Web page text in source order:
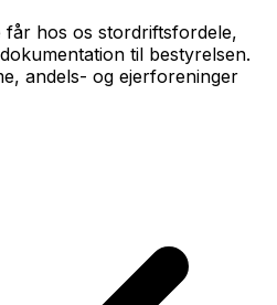
får hos os stordriftsfordele,
til bestyrelsen.
andels- og ejerforeninger